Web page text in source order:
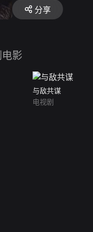
分享
电影
与敌共谋
电视剧